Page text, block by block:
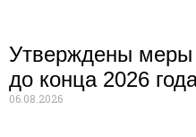
Утверждены
до конца 2026
06.08.2026